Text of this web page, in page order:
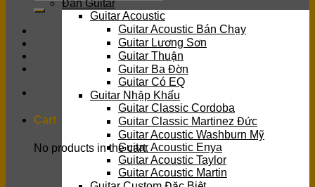
for:
Cart
No products in the cart.
Đàn Guitar
Guitar Acoustic
Guitar Acoustic Bán Chạy
Guitar Lương Sơn
Guitar Thuận
Guitar Ba Đờn
Guitar Có EQ
Guitar Nhập Khẩu
Guitar Classic Cordoba
Guitar Classic Martinez Đức
Guitar Acoustic Washburn Mỹ
Guitar Acoustic Enya
Guitar Acoustic Taylor
Guitar Acoustic Martin